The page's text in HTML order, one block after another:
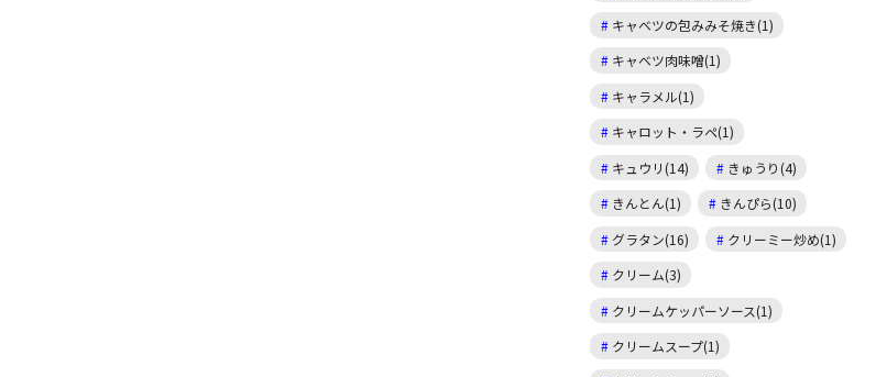
キャベツの包みみそ焼き(1)
キャベツ肉味噌(1)
キャラメル(1)
キャロット・ラペ(1)
キュウリ(14)
きゅうり(4)
きんとん(1)
きんぴら(10)
グラタン(16)
クリーミー炒め(1)
クリーム(3)
クリームケッパーソース(1)
クリームスープ(1)